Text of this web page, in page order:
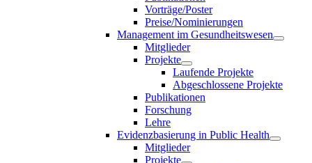
Vorträge/Poster
Preise/Nominierungen
Management im Gesundheitswesen
Mitglieder
Projekte
Laufende Projekte
Abgeschlossene Projekte
Publikationen
Forschung
Lehre
Evidenzbasierung in Public Health
Mitglieder
Projekte